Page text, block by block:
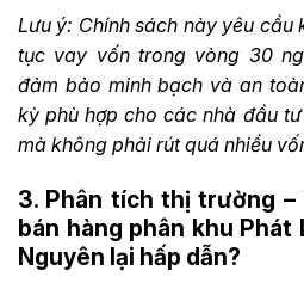
Lưu ý: Chính sách này yêu cầu
tục vay vốn trong vòng 30
đảm bảo minh bạch và an
kỳ phù hợp cho các nhà đầu
mà không phải rút quá nhiều
3. Phân tích thị trường –
bán hàng phân khu
Nguyên lại hấp dẫn?